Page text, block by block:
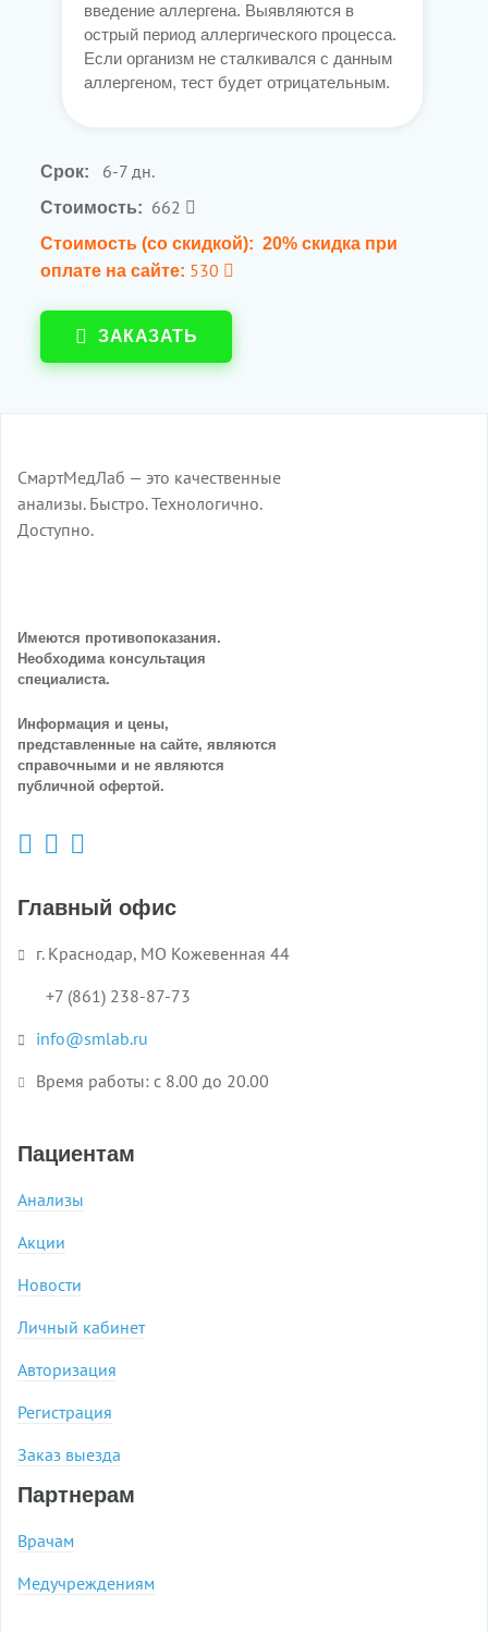
введение аллергена. Выявляются в
острый период аллергического процесса.
Если организм не сталкивался с данным
аллергеном, тест будет отрицательным.
Срок: 6-7 дн.
Стоимость: 662
Стоимость (со скидкой): 20% скидка при
оплате на сайте: 530
ЗАКАЗАТЬ
СмартМедЛаб — это качественные
анализы. Быстро. Технологично.
Доступно.
Имеются противопоказания.
Необходима консультация
специалиста.
Информация и цены,
представленные на сайте, являются
справочными и не являются
публичной офертой.
Пациентам
Анализы
Акции
Новости
Личный кабинет
Авторизация
Регистрация
Заказ выезда
Партнерам
Врачам
Медучреждениям
Главный офис
г. Краснодар, МО Кожевенная 44
+7 (861) 238-87-73
info@smlab.ru
Время работы: с 8.00 до 20.00